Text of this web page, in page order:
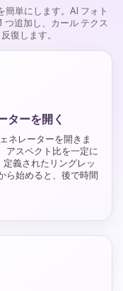
簡単にします。AI フォト
つ追加し、カール テクス
復します。
ターを開く
ネレーターを開きま
アスペクト比を一定に
義されたリングレッ
ら始めると、後で時間